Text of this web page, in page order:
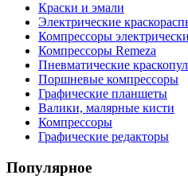
Краски и эмали
Электрические
Компрессоры
Компрессоры Remeza
Пневматические
Поршневые компрессоры
Графические планшеты
Валики, малярные кисти
Компрессоры
Графические редакторы
Популярное